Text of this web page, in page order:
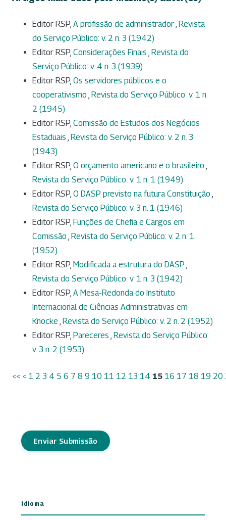
Editor RSP, A profissão de administrador, Revista
do Serviço Público: v. 2 n. 3 (1942)
Editor RSP, Considerações Finais , Revista do
Serviço Público: v. 4 n. 3 (1939)
Editor RSP, Os servidores públicos e o
cooperativismo , Revista do Serviço Público: v. 1 n.
2 (1945)
Editor RSP, Comissão de Estudos dos Negócios
Estaduais , Revista do Serviço Público: v. 2 n. 3
(1943)
Editor RSP, O orçamento americano e o brasileiro ,
Revista do Serviço Público: v. 1 n. 1 (1949)
Editor RSP, O DASP previsto na futura Constituição ,
Revista do Serviço Público: v. 3 n. 1 (1946)
Editor RSP, Funções de Chefia e Cargos em
Comissão , Revista do Serviço Público: v. 2 n. 1
(1952)
Editor RSP, Modificada a estrutura do DASP ,
Revista do Serviço Público: v. 1 n. 3 (1942)
Editor RSP, A Mesa-Redonda do Instituto
Internacional de Ciências Administrativas em
Knocke , Revista do Serviço Público: v. 2 n. 2 (1952)
Editor RSP, Pareceres , Revista do Serviço Público:
v. 3 n. 2 (1953)
<< < 1 2 3 4 5 6 7 8 9 10 11 12 13 14 15 16 17 18 19 20
Enviar Submissão
Idioma